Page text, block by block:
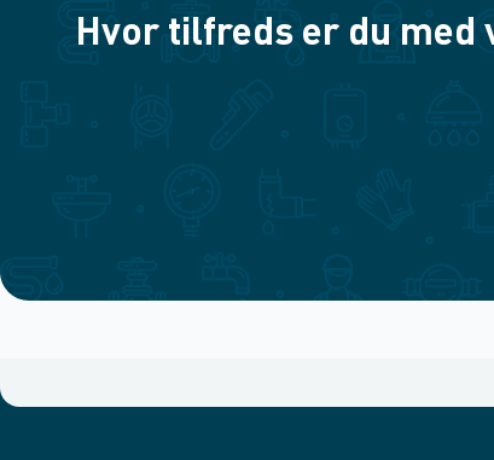
Hvor tilfreds er du med